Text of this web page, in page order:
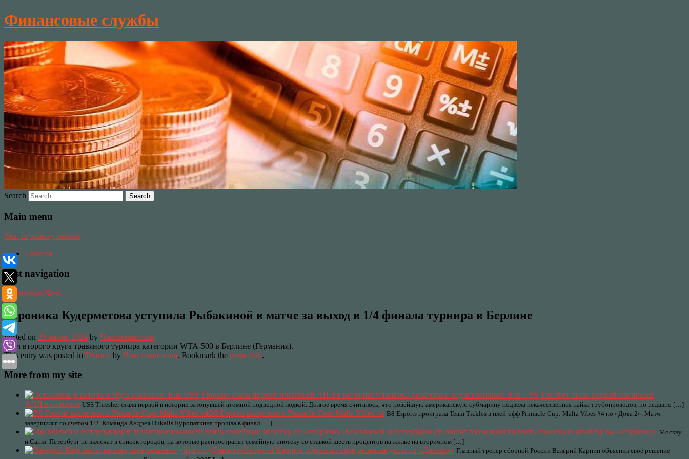
Финансовые службы
Search
Main menu
Skip to primary content
Главная
Post navigation
←Previous Next →
Вероника Кудерметова уступила Рыбакиной в матче за выход в 1/4 финала турнира в Берлине
Posted on 20 июня, 2024 by Чемпионат.com
матч второго круга травяного турнира категории WTA-500 в Берлине (Германия).
This entry was posted in Теннис by Чемпионат.com. Bookmark the permalink.
More from my site
Остановка реактора и лед в клапанах. Как USS Thresher стала первой погибшей
АПЛ в истории USS Thresher стала первой в истории затонувшей атомной подводной лодкой. Долгое время считалось, что новейшую американскую субмарину подвела некачественная пайка трубопроводов, но недавно […]
B8 Esports вылетели с Pinnacle Cup: Malta Vibes #4 B8 Esports проиграла Team Tickles в плей-офф Pinnacle Cup: Malta Vibes #4 по «Дота 2». Матч
завершился со счетом 1:2. Команда Андрея Dukalis Куропаткина прошла в финал […]
Москвичей и петербуржцев лишат возможности взять семейную ипотеку на «вторичку» Москву
и Санкт-Петербург не включат в список городов, на которые распространят семейную ипотеку со ставкой шесть процентов на жилье на вторичном […]
Валерий Карпин объяснил своё решение уйти из «Динамо» Главный тренер сборной России Валерий Карпин объяснил своё решение